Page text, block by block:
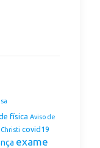
física Aviso de
Christi covid19
exame